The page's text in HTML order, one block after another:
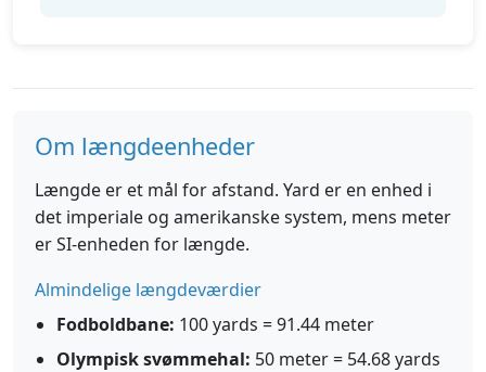
Om længdeenheder
Længde er et mål for afstand. Yard er en enhed i
det imperiale og amerikanske system, mens meter
er SI-enheden for længde.
Almindelige længdeværdier
Fodboldbane: 100 yards = 91.44 meter
Olympisk svømmehal: 50 meter = 54.68 yards